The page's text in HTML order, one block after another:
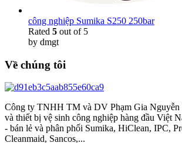
công nghiệp Sumika S250 250bar
Rated 5 out of 5
by dmgt
Về chúng tôi
Công ty TNHH TM và DV Phạm Gia Nguyễn
và thiết bị vệ sinh công nghiệp hàng đầu Việt
- bán lẻ và phân phối Sumika, HiClean, IPC,
Cleanmaid, Sancos,...